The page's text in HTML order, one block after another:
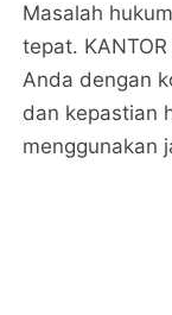
Masalah
tepat.
Anda dengan
dan kepastian
menggunakan